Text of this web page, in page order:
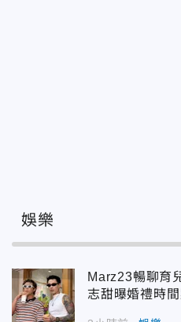
娛樂
Marz23暢聊育
志甜曝婚禮時